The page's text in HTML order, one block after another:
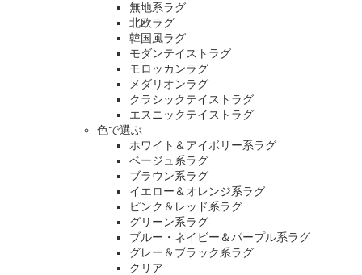
無地系ラグ
北欧ラグ
韓国風ラグ
モダンテイストラグ
モロッカンラグ
メダリオンラグ
クラシックテイストラグ
エスニックテイストラグ
色で選ぶ
ホワイト＆アイボリー系ラグ
ベージュ系ラグ
ブラウン系ラグ
イエロー＆オレンジ系ラグ
ピンク＆レッド系ラグ
グリーン系ラグ
ブルー・ネイビー＆パープル系ラグ
グレー＆ブラック系ラグ
クリア